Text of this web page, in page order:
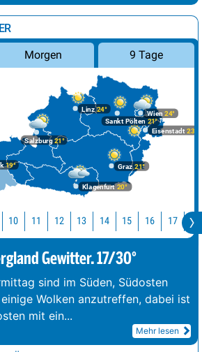
Morgen 9 Tage
Graz21°
19°
Klagenfurt 20°
Linz24°
Salzburg21°
Wien 24°
Eisenstadt 23°
Sankt Pölten 21°
10 11 12 13 14 15 16 17 18
Gewitter. 17/30°
sind im Süden, Südosten
Wolken anzutreffen, dabei ist
mit ein...
Mehr lesen